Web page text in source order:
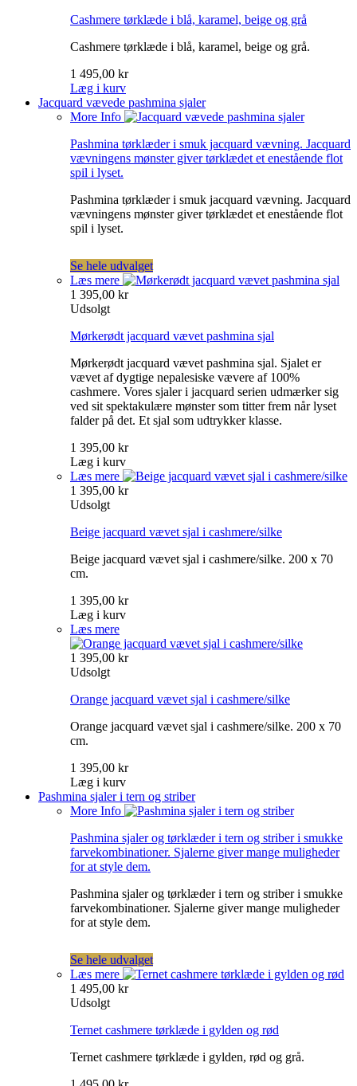
Cashmere tørklæde i blå, karamel, beige og grå
Cashmere tørklæde i blå, karamel, beige og grå.
1 495,00 kr
Læg i kurv
Jacquard vævede pashmina sjaler
More Info
Pashmina tørklæder i smuk jacquard vævning. Jacquard
vævningens mønster giver tørklædet et enestående flot
spil i lyset.
Pashmina tørklæder i smuk jacquard vævning. Jacquard
vævningens mønster giver tørklædet et enestående flot
spil i lyset.
Se hele udvalget
Læs mere
1 395,00 kr
Udsolgt
Mørkerødt jacquard vævet pashmina sjal
Mørkerødt jacquard vævet pashmina sjal. Sjalet er
vævet af dygtige nepalesiske vævere af 100%
cashmere. Vores sjaler i jacquard serien udmærker sig
ved sit spektakulære mønster som titter frem når lyset
falder på det. Et sjal som udtrykker klasse.
1 395,00 kr
Læg i kurv
Læs mere
1 395,00 kr
Udsolgt
Beige jacquard vævet sjal i cashmere/silke
Beige jacquard vævet sjal i cashmere/silke. 200 x 70
cm.
1 395,00 kr
Læg i kurv
Læs mere
1 395,00 kr
Udsolgt
Orange jacquard vævet sjal i cashmere/silke
Orange jacquard vævet sjal i cashmere/silke. 200 x 70
cm.
1 395,00 kr
Læg i kurv
Pashmina sjaler i tern og striber
More Info
Pashmina sjaler og tørklæder i tern og striber i smukke
farvekombinationer. Sjalerne giver mange muligheder
for at style dem.
Pashmina sjaler og tørklæder i tern og striber i smukke
farvekombinationer. Sjalerne giver mange muligheder
for at style dem.
Se hele udvalget
Læs mere
1 495,00 kr
Udsolgt
Ternet cashmere tørklæde i gylden og rød
Ternet cashmere tørklæde i gylden, rød og grå.